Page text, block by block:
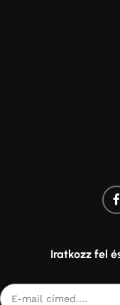
Iratkozz fel